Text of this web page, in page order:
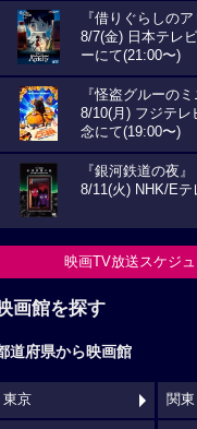
『借りぐらしのア
8/7(金) 日本テレ
ーにて(21:00〜)
『怪盗グルーの
8/10(月) フジテレ
念にて(19:00〜)
『銀河鉄道の夜』
8/11(火) NHK/Eテ
映画TV放送スケジ
画館を探す
道府県から映画館
東京 関東